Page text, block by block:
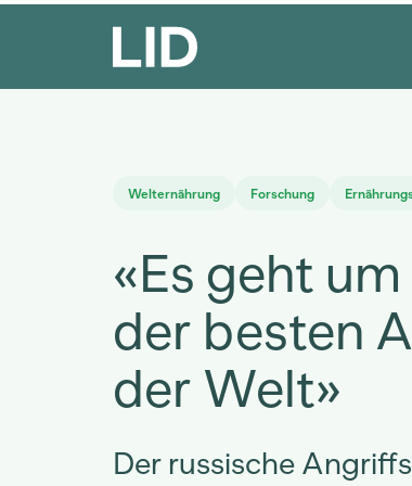
Welternährung Forschung
«Es geht
der besten
der Welt»
Der russische